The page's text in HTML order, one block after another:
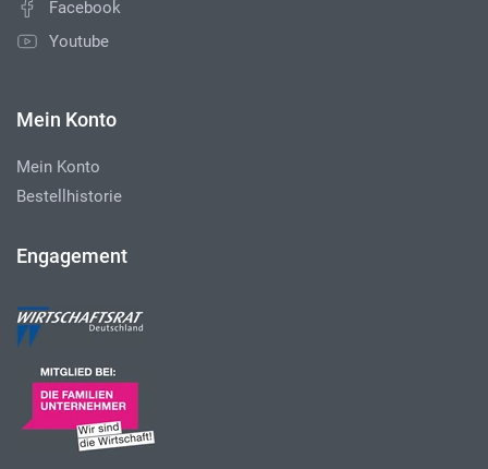
Facebook
Youtube
Mein Konto
Mein Konto
Bestellhistorie
Engagement